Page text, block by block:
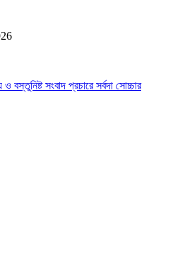
সংবাদ প্রচারে সর্বদা সোচ্চার